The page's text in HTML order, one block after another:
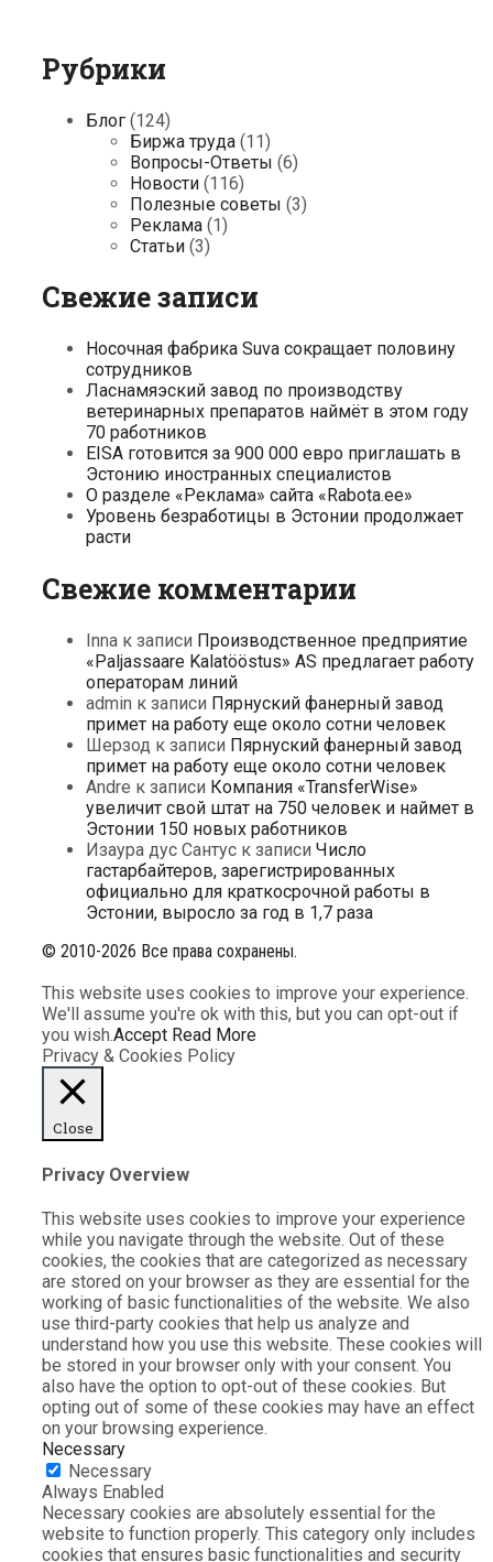
Рубрики
Блог (124)
Биржа труда (11)
Вопросы-Ответы (6)
Новости (116)
Полезные советы (3)
Реклама (1)
Статьи (3)
Свежие записи
Носочная фабрика Suva сокращает половину
сотрудников
Ласнамяэский завод по производству
ветеринарных препаратов наймёт в этом году
70 работников
EISA готовится за 900 000 евро приглашать в
Эстонию иностранных специалистов
О разделе «Реклама» сайта «Rabota.ee»
Уровень безработицы в Эстонии продолжает
расти
Свежие комментарии
Inna к записи Производственное предприятие
«Paljassaare Kalatööstus» AS предлагает работу
операторам линий
admin к записи Пярнуский фанерный завод
примет на работу еще около сотни человек
Шерзод к записи Пярнуский фанерный завод
примет на работу еще около сотни человек
Andre к записи Компания «TransferWise»
увеличит свой штат на 750 человек и наймет в
Эстонии 150 новых работников
Изаура дус Сантус к записи Число
гастарбайтеров, зарегистрированных
официально для краткосрочной работы в
Эстонии, выросло за год в 1,7 раза
© 2010-2026 Все права сохранены.
This website uses cookies to improve your experience.
We'll assume you're ok with this, but you can opt-out if
you wish.Accept Read More
Privacy & Cookies Policy
Close
Privacy Overview
This website uses cookies to improve your experience
while you navigate through the website. Out of these
cookies, the cookies that are categorized as necessary
are stored on your browser as they are essential for the
working of basic functionalities of the website. We also
use third-party cookies that help us analyze and
understand how you use this website. These cookies will
be stored in your browser only with your consent. You
also have the option to opt-out of these cookies. But
opting out of some of these cookies may have an effect
on your browsing experience.
Necessary
Necessary
Always Enabled
Necessary cookies are absolutely essential for the
website to function properly. This category only includes
cookies that ensures basic functionalities and security